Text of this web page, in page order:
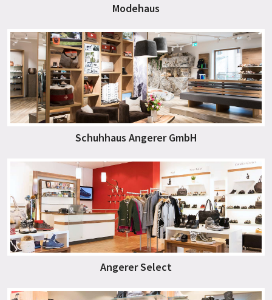
Modehaus
Schuhhaus Angerer GmbH
Angerer Select